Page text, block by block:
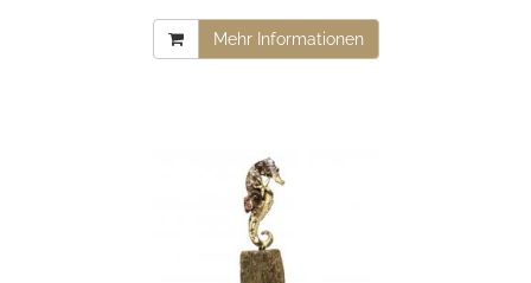
Mehr Informationen